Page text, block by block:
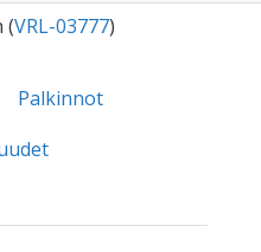
(VRL-03777)
Palkinnot